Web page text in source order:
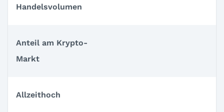
Handelsvolumen
Anteil am Krypto-
Markt
Allzeithoch